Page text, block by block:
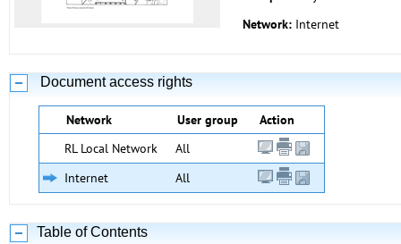
Network: Internet
Document access rights
Network User group
Action
RL Local Network
All
Internet
All
Table of Contents